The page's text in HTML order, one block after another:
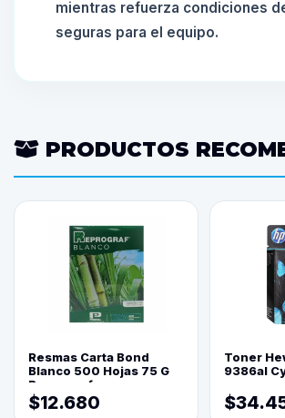
mientras refuerza condiciones
seguras para el equipo.
PRODUCTOS
Resmas Carta Bond
Blanco 500 Hojas 75 G
Reprograf.
$12.680
Toner
9386al